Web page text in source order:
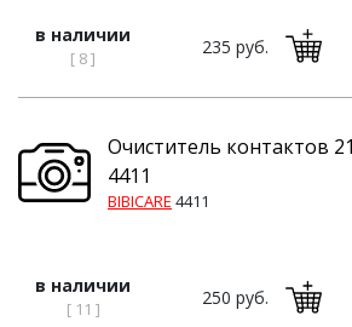
в наличии
[ 8 ]
235 руб.
Очиститель контактов
4411
BIBICARE 4411
в наличии
[ 11 ]
250 руб.